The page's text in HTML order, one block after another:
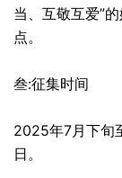
当、互敬互爱”
点。
叁:征集时间
2025年7月下旬
日。